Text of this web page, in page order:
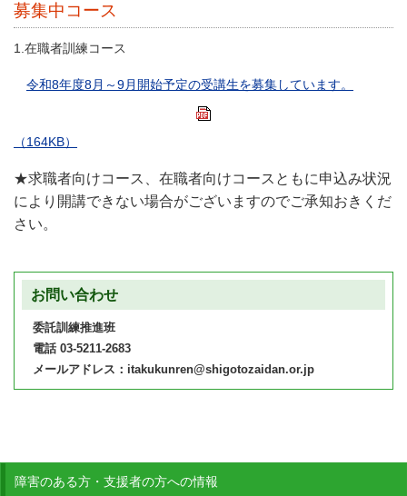
募集中コース
1.在職者訓練コース
令和8年度8月～9月開始予定の受講生を募集しています。
（164KB）
★求職者向けコース、在職者向けコースともに申込み状況
により開講できない場合がございますのでご承知おきくだ
さい。
お問い合わせ
委託訓練推進班
電話 03-5211-2683
メールアドレス：itakukunren@shigotozaidan.or.jp
障害のある方・支援者の方への情報